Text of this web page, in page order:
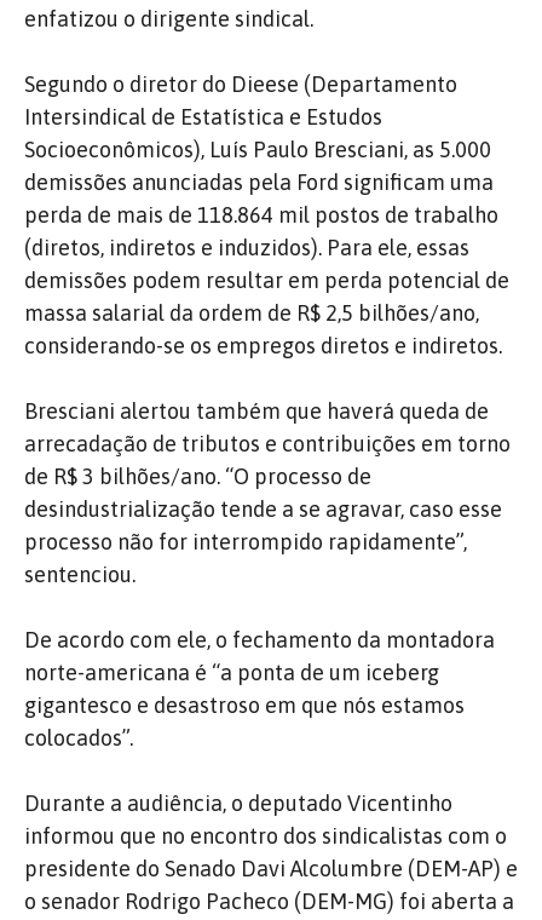
enfatizou o dirigente sindical.
Segundo o diretor do Dieese (Departamento
Intersindical de Estatística e Estudos
Socioeconômicos), Luís Paulo Bresciani, as 5.000
demissões anunciadas pela Ford significam uma
perda de mais de 118.864 mil postos de trabalho
(diretos, indiretos e induzidos). Para ele, essas
demissões podem resultar em perda potencial de
massa salarial da ordem de R$ 2,5 bilhões/ano,
considerando-se os empregos diretos e indiretos.
Bresciani alertou também que haverá queda de
arrecadação de tributos e contribuições em torno
de R$ 3 bilhões/ano. “O processo de
desindustrialização tende a se agravar, caso esse
processo não for interrompido rapidamente”,
sentenciou.
De acordo com ele, o fechamento da montadora
norte-americana é “a ponta de um iceberg
gigantesco e desastroso em que nós estamos
colocados”.
Durante a audiência, o deputado Vicentinho
informou que no encontro dos sindicalistas com o
presidente do Senado Davi Alcolumbre (DEM-AP) e
o senador Rodrigo Pacheco (DEM-MG) foi aberta a